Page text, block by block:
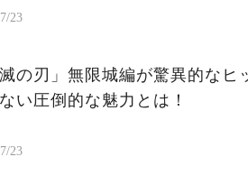
23
滅の刃」無限城編が驚異的な
い圧倒的な魅力とは！
23